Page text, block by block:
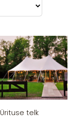
Ürituse telk